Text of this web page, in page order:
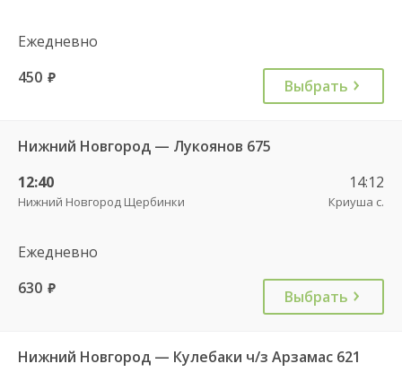
Ежедневно
450 руб. Выбрать
Нижний Новгород — Лукоянов 675
12:40
Нижний Новгород Щербинки
14:12
Криуша с.
Ежедневно
630 руб. Выбрать
Нижний Новгород — Кулебаки ч/з Арзамас 621